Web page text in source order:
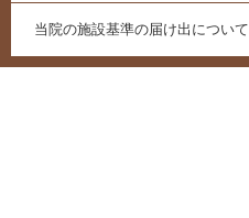
当院の施設基準の届け出について